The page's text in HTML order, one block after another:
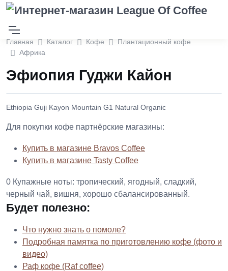
Главная Каталог Кофе
Плантационный кофе
Африка
Эфиопия Гуджи Кайон
Ethiopia Guji Kayon Mountain G1 Natural Organic
Для покупки кофе партнёрские магазины:
Купить в магазине Bravos Coffee
Купить в магазине Tasty Coffee
0 Купажные ноты: тропический, ягодный, сладкий,
черный чай, вишня, хорошо сбалансированный.
Будет полезно:
Что нужно знать о помоле?
Подробная памятка по приготовлению кофе (фото и
видео)
Раф кофе (Raf coffee)